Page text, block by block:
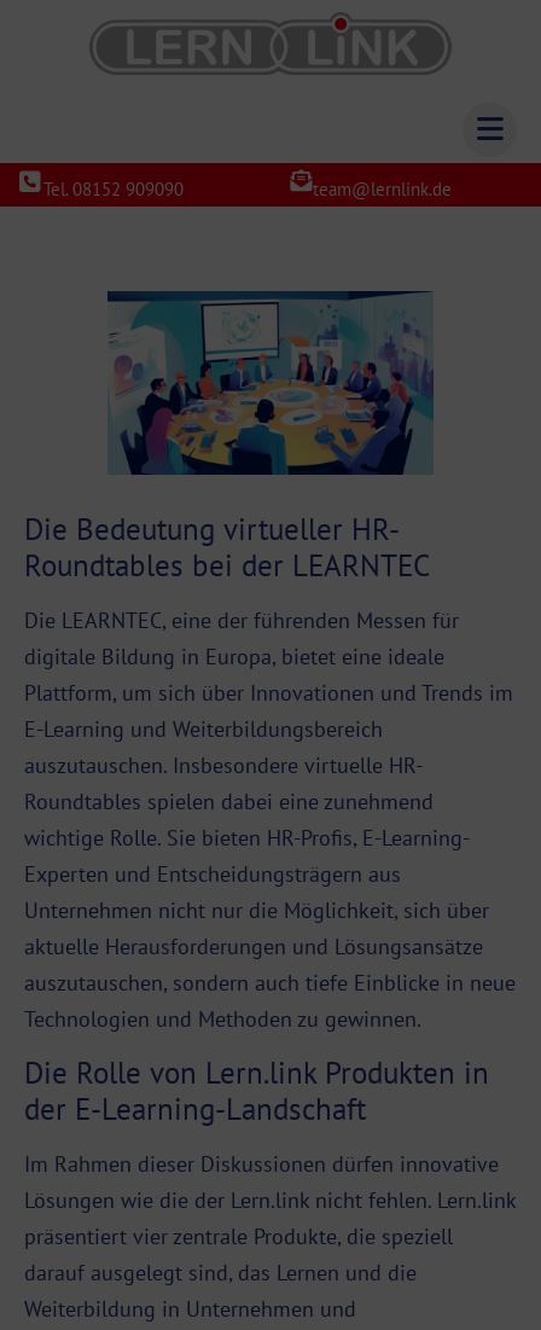
Tel. 08152 909090 team@lernlink.de
Die Bedeutung virtueller HR-
Roundtables bei der LEARNTEC
Die LEARNTEC, eine der führenden Messen für
digitale Bildung in Europa, bietet eine ideale
Plattform, um sich über Innovationen und Trends im
E-Learning und Weiterbildungsbereich
auszutauschen. Insbesondere virtuelle HR-
Roundtables spielen dabei eine zunehmend
wichtige Rolle. Sie bieten HR-Profis, E-Learning-
Experten und Entscheidungsträgern aus
Unternehmen nicht nur die Möglichkeit, sich über
aktuelle Herausforderungen und Lösungsansätze
auszutauschen, sondern auch tiefe Einblicke in neue
Technologien und Methoden zu gewinnen.
Die Rolle von Lern.link Produkten in
der E-Learning-Landschaft
Im Rahmen dieser Diskussionen dürfen innovative
Lösungen wie die der Lern.link nicht fehlen. Lern.link
präsentiert vier zentrale Produkte, die speziell
darauf ausgelegt sind, das Lernen und die
Weiterbildung in Unternehmen und